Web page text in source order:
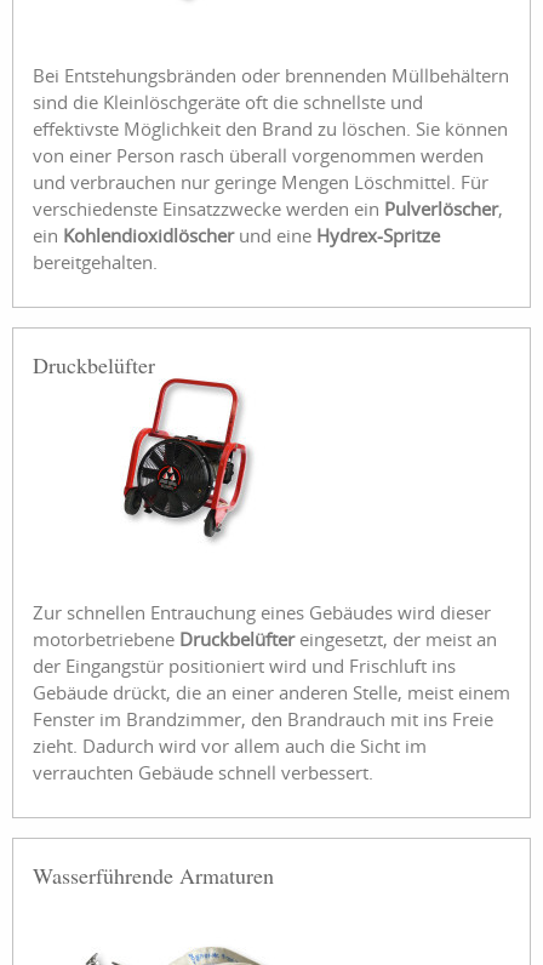
Bei Entstehungsbränden oder brennenden Müllbehältern
sind die Kleinlöschgeräte oft die schnellste und
effektivste Möglichkeit den Brand zu löschen. Sie können
von einer Person rasch überall vorgenommen werden
und verbrauchen nur geringe Mengen Löschmittel. Für
verschiedenste Einsatzzwecke werden ein Pulverlöscher,
ein Kohlendioxidlöscherund eine Hydrex-Spritze
bereitgehalten.
Druckbelüfter
Zur schnellen Entrauchung eines Gebäudes wird dieser
motorbetriebene Druckbelüftereingesetzt, der meist an
der Eingangstür positioniert wird und Frischluft ins
Gebäude drückt, die an einer anderen Stelle, meist einem
Fenster im Brandzimmer, den Brandrauch mit ins Freie
zieht. Dadurch wird vor allem auch die Sicht im
verrauchten Gebäude schnell verbessert.
Wasserführende Armaturen